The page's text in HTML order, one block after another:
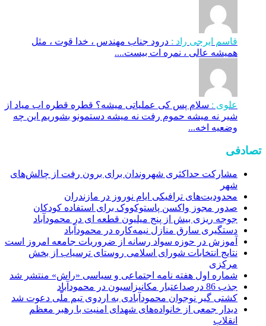
قاسم ایرجی راد : درود جناب مهندس ، خدا قوت ، مثل
همیشه عالی ، نمره ات بیست....
علوی : سلام پس کی عملیاتی میشه؟ قطره قطره اب میاد از
شیر نه میشه حموم رفت نه میشه دستمونو بشوریم این چه
وضعیه اخه...
تصادفی
مشارکت حداکثری شهروندان برای برون رفت از چالش‌های
شهر
محدودیت‌های ترافیکی ایام نوروز در مازندران
صدور مجوز واکسن پاستوکووک برای استفاده کودکان
جوجه ریزی بیش از پنج میلیون قطعه ای در محمودآباد
دستگیری سارق منازل نیمه‌کاره در محمودآباد
آموزش در حوزه سواد رسانه از ضروریات جامعه امروز است
نتایج انتخابات شورای اسلامی روستای ترسیاب از بخش
مرکزی
شماره اول هفته نامه اجتماعی و سیاسی «راش» منتشر شد
جذب 86 درصداعتبار مکانیزاسیون در محمودآباد
کشتی گیر نوجوان محمودآبادی به اردوی تیم ملّی دعوت شد
دیدار جمعی از خانواده‌های شهدای امنیت با رهبر معظم
انقلاب